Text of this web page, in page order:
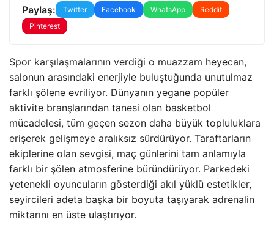
Paylaş: Twitter Facebook WhatsApp
Reddit
Pinterest
Spor karşılaşmalarının verdiği o muazzam heyecan,
salonun arasındaki enerjiyle buluştuğunda unutulmaz
farklı şölene evriliyor. Dünyanın yegane popüler
aktivite branşlarından tanesi olan basketbol
mücadelesi, tüm geçen sezon daha büyük topluluklara
erişerek gelişmeye aralıksız sürdürüyor. Taraftarların
ekiplerine olan sevgisi, maç günlerini tam anlamıyla
farklı bir şölen atmosferine büründürüyor. Parkedeki
yetenekli oyuncuların gösterdiği akıl yüklü estetikler,
seyircileri adeta başka bir boyuta taşıyarak adrenalin
miktarını en üste ulaştırıyor.